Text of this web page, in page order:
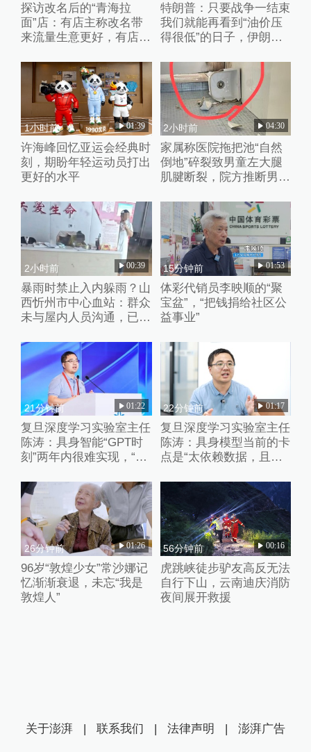
探访改名后的“青海拉
面”店：有店主称改名带
来流量生意更好，有店家
素并存
特朗普：只要战争一结束
我们就能再看到“油价压
得很低”的日子，伊朗撑
1小时前 01:39
许海峰回忆亚运会经典时
刻，期盼年轻运动员打出
更好的水平
2小时前 04:30
家属称医院拖把池“自然
倒地”碎裂致男童左大腿
肌腱断裂，院方推断男童
2小时前 00:39
暴雨时禁止入内躲雨？山
西忻州市中心血站：群众
未与屋内人员沟通，已批
15分钟前 01:53
体彩代销员李映顺的“聚
宝盆”，“把钱捐给社区公
益事业”
21分钟前 01:22
复旦深度学习实验室主任
陈涛：具身智能“GPT时
刻”两年内很难实现，“卷
是外围的修修补补
22分钟前 01:17
复旦深度学习实验室主任
陈涛：具身模型当前的卡
点是“太依赖数据，且缺
26分钟前 01:26
96岁“敦煌少女”常沙娜记
忆渐渐衰退，未忘“我是
敦煌人”
56分钟前 00:16
虎跳峡徒步驴友高反无法
自行下山，云南迪庆消防
夜间展开救援
关于澎湃 | 联系我们 | 法律声明 | 澎湃广告